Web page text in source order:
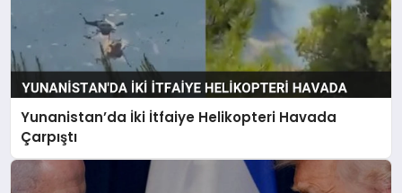
Yunanistan’da İki İtfaiye Helikopteri Havada
Çarpıştı